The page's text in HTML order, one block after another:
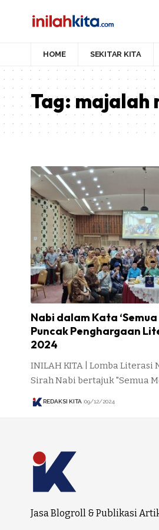
HOME SEKITAR KITA
Tag:majalah
Nabi dalam Kata
Puncak Penghargaan
2024
INILAH KITA | Lomba Literasi
Sirah Nabi bertajuk "Semua
REDAKSI KITA 09/12/2024
Jasa Blogroll & Publikasi